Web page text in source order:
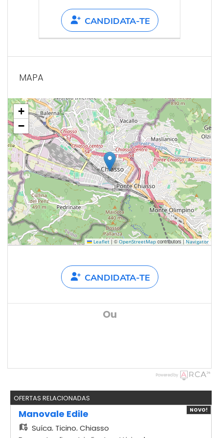
CANDIDATA-TE
MAPA
+
−
Leaflet |©OpenStreetMapcontributors |Navigator
CANDIDATA-TE
Ou
Powered by
OFERTAS RELACIONADAS
NOVO!
Manovale Edile
Suíça, Ticino, Chiasso